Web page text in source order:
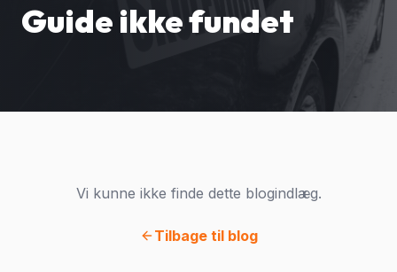
Guide ikke fundet
Vi kunne ikke finde dette blogindlæg.
Tilbage til blog